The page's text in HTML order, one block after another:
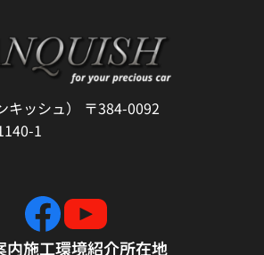
キッシュ） 〒384-0092
1
内施工環境紹介所在地